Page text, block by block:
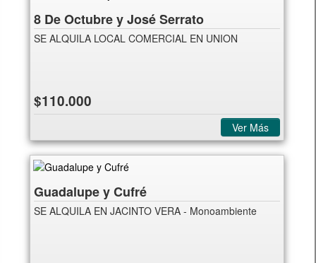
8 De Octubre y José Serrato
SE ALQUILA LOCAL COMERCIAL EN UNION
$110.000
Ver Más
Guadalupe y Cufré
SE ALQUILA EN JACINTO VERA - Monoambiente